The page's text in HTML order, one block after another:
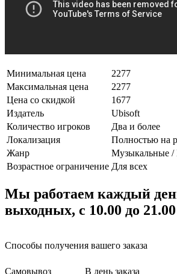
Минимальная цена
2277
Максимальная цена
2277
Цена со скидкой
1677
Издатель
Ubisoft
Количество игроков
Два и более
Локализация
Полностью на
Жанр
Музыкальные /
Возрастное ограничение Для всех
Мы работаем каждый
выходных, с 10.00 до 21.00
Способы получения вашего заказа
Самовывоз В день заказа